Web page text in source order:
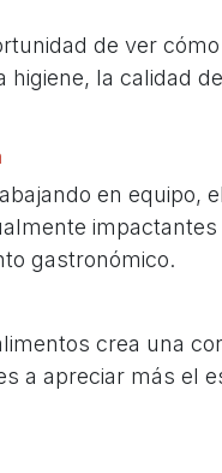
de ver
higiene, la calidad
en equipo,
gastronómico.
crea una
a apreciar más el